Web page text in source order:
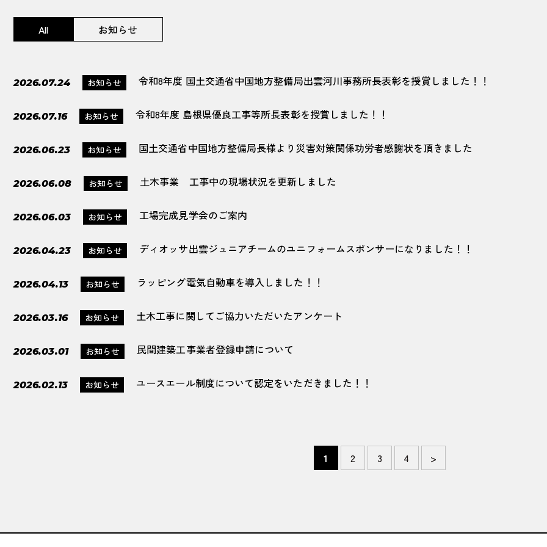
All お知らせ
2026.07.24 お知らせ 令和8年度 国土交通省中国地方整備局出雲河川事務所長表彰を授賞しました！！
2026.07.16 お知らせ 令和8年度 島根県優良工事等所長表彰を授賞しました！！
2026.06.23 お知らせ 国土交通省中国地方整備局長様より災害対策関係功労者感謝状を頂きました
2026.06.08 お知らせ 土木事業 工事中の現場状況を更新しました
2026.06.03 お知らせ 工場完成見学会のご案内
2026.04.23 お知らせ ディオッサ出雲ジュニアチームのユニフォームスポンサーになりました！！
2026.04.13 お知らせ ラッピング電気自動車を導入しました！！
2026.03.16 お知らせ 土木工事に関してご協力いただいたアンケート
2026.03.01 お知らせ 民間建築工事業者登録申請について
2026.02.13 お知らせ ユースエール制度について認定をいただきました！！
1 2 3 4 >